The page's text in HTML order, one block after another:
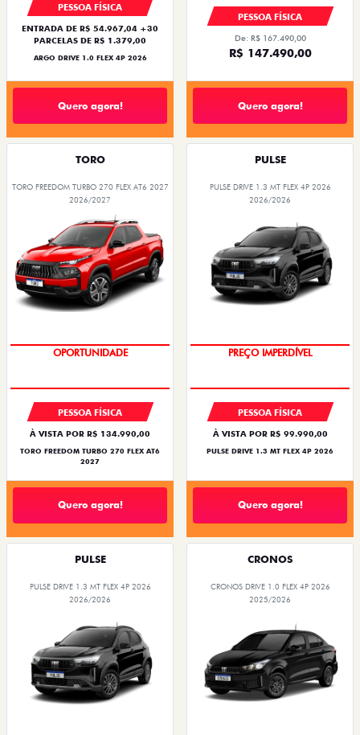
PESSOA FÍSICA
ENTRADA DE R$ 54.967,04 +30
PARCELAS DE R$ 1.379,00
ARGO DRIVE 1.0 FLEX 4P 2026
Quero agora!
PESSOA FÍSICA
De: R$ 167.490,00
R$ 147.490,00
Quero agora!
TORO
TORO FREEDOM TURBO 270 FLEX AT6 2027
2026/2027
OPORTUNIDADE
PESSOA FÍSICA
À VISTA POR R$ 134.990,00
TORO FREEDOM TURBO 270 FLEX AT6
2027
Quero agora!
PULSE
PULSE DRIVE 1.3 MT FLEX 4P 2026
2026/2026
PREÇO IMPERDÍVEL
PESSOA FÍSICA
À VISTA POR R$ 99.990,00
PULSE DRIVE 1.3 MT FLEX 4P 2026
Quero agora!
PULSE
PULSE DRIVE 1.3 MT FLEX 4P 2026
2026/2026
CRONOS
CRONOS DRIVE 1.0 FLEX 4P 2026
2025/2026